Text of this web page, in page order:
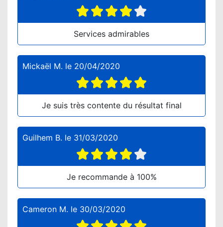
Services admirables
Mickaël M. le 20/04/2020
Je suis très contente du résultat final
Guilhem B. le 31/03/2020
Je recommande à 100%
Cameron M. le 30/03/2020